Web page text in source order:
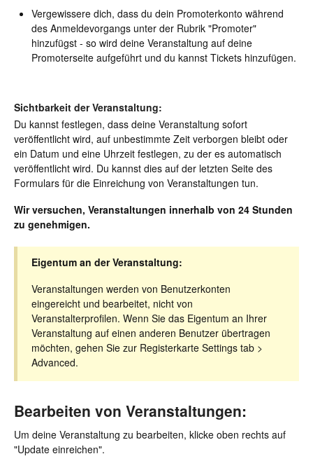
Vergewissere dich, dass du dein Promoterkonto während
des Anmeldevorgangs unter der Rubrik "Promoter"
hinzufügst - so wird deine Veranstaltung auf deine
Promoterseite aufgeführt und du kannst Tickets hinzufügen.
Sichtbarkeit der Veranstaltung:
Du kannst festlegen, dass deine Veranstaltung sofort
veröffentlicht wird, auf unbestimmte Zeit verborgen bleibt oder
ein Datum und eine Uhrzeit festlegen, zu der es automatisch
veröffentlicht wird. Du kannst dies auf der letzten Seite des
Formulars für die Einreichung von Veranstaltungen tun.
Wir versuchen, Veranstaltungen innerhalb von 24 Stunden
zu genehmigen.
Eigentum an der Veranstaltung:
Veranstaltungen werden von Benutzerkonten
eingereicht und bearbeitet, nicht von
Veranstalterprofilen. Wenn Sie das Eigentum an Ihrer
Veranstaltung auf einen anderen Benutzer übertragen
möchten, gehen Sie zur Registerkarte Settings tab >
Advanced.
Bearbeiten von Veranstaltungen:
Um deine Veranstaltung zu bearbeiten, klicke oben rechts auf
"Update einreichen".